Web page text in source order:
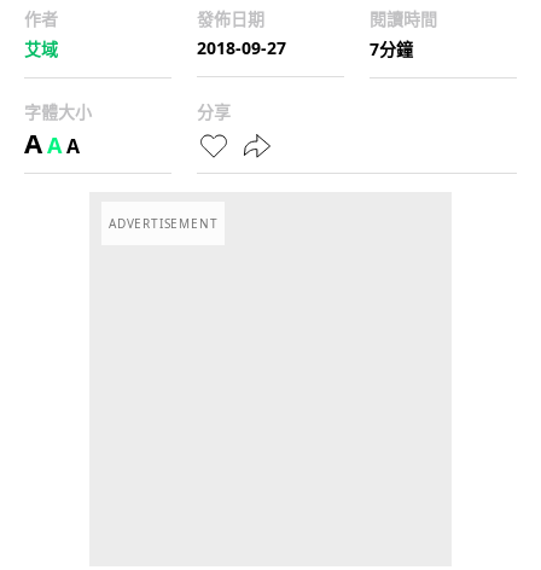
作者
艾域
發佈日期
2018-09-27
閱讀時間
7分鐘
字體大小
AAA
分享
ADVERTISEMENT